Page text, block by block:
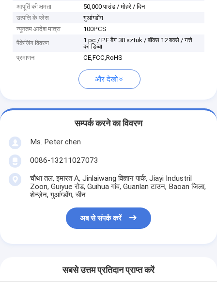
आपूर्ति की क्षमता
50,000 पाउंड / मोहरे / दिन
उत्पत्ति के प्लेस
गुआंग्डोंग
न्यूनतम आदेश मात्रा
100PCS
पैकेजिंग विवरण
1 pc / PE बैग 30 sztuk / बॉक्स 12 बक्से / गत्ते
का डिब्बा
प्रमाणन
CE,FCC,RoHS
और देखो
सम्पर्क करने का विवरण
Ms. Peter chen
0086-13211027073
चौथा तल, इमारत A, Jinlaiwang विज्ञान पार्क, Jiayi Industril
Zoon, Guiyue रोड, Guihua गांव, Guanlan टाउन, Baoan जिला,
शेन्ज़ेन, गुआंग्डोंग, चीन
अब से संपर्क करें
सबसे उत्तम प्रतिदान प्राप्त करें